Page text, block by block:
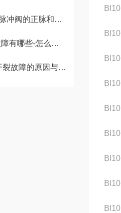
阀的正脉和反脉
些-怎么清理比较
的原因与检修方法